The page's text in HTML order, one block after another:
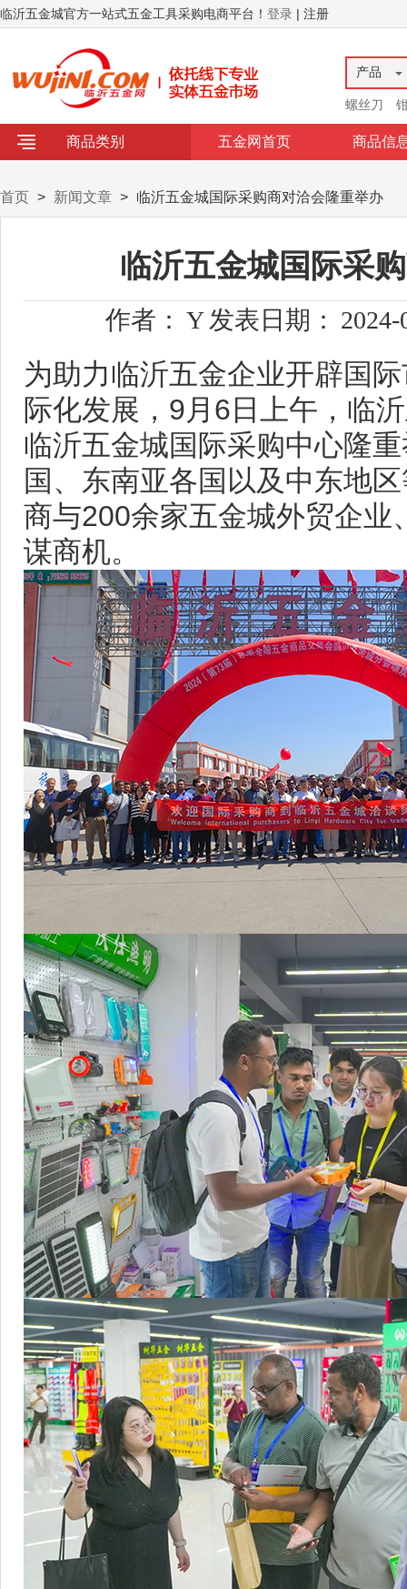
临沂五金城官方一站式五金工具采购电商平台！ 登录 | 注册
产品
螺丝刀
商品类别 五金网首页 商品信
首页 > 新闻文章 > 临沂五金城国际采购商对洽会隆重举办
临沂五金城国际采
作者： Y 发表日期： 2024-
为助力临沂五金企业开辟国
际化发展，9月6日上午，临
临沂五金城国际采购中心隆
国、东南亚各国以及中东地
商与200余家五金城外贸企业
谋商机。